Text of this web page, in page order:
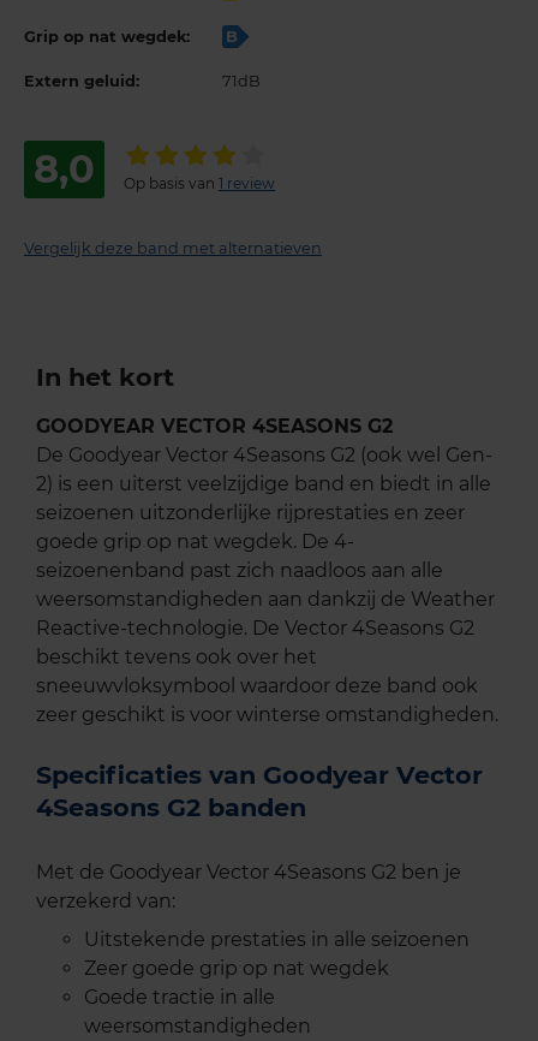
Grip op nat wegdek: B
Extern geluid: 71dB
8,0 Op basis van 1 review
Vergelijk deze band met alternatieven
In het kort
GOODYEAR VECTOR 4SEASONS G2
De Goodyear Vector 4Seasons G2 (ook wel Gen-
2) is een uiterst veelzijdige band en biedt in alle
seizoenen uitzonderlijke rijprestaties en zeer
goede grip op nat wegdek. De 4-
seizoenenband past zich naadloos aan alle
weersomstandigheden aan dankzij de Weather
Reactive-technologie. De Vector 4Seasons G2
beschikt tevens ook over het
sneeuwvloksymbool waardoor deze band ook
zeer geschikt is voor winterse omstandigheden.
Specificaties van Goodyear Vector
4Seasons G2 banden
Met de Goodyear Vector 4Seasons G2 ben je
verzekerd van:
Uitstekende prestaties in alle seizoenen
Zeer goede grip op nat wegdek
Goede tractie in alle
weersomstandigheden